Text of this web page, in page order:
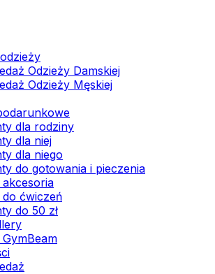
Odzieży Damskiej
Odzieży Męskiej
dla rodziny
dla niej
dla niego
do gotowania i pieczenia
akcesoria
ćwiczeń
do 50 zł